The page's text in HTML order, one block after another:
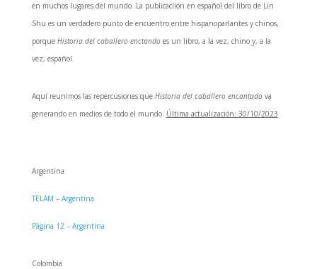
en muchos lugares del mundo. La publicaclión en español del libro de Lin
Shu es un verdadero punto de encuentro entre hispanoparlantes y chinos,
porque Historia del caballero enctando es un libro, a la vez, chino y, a la
vez, español.
Aquí reunimos las repercusiones que Historia del caballero encantado va
generando en medios de todo el mundo. Última actualización: 30/10/2023
Argentina
TELAM – Argentina
Página 12 – Argentina
Colombia